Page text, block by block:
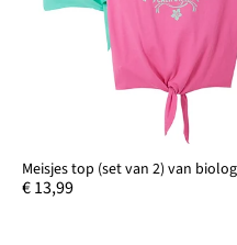
€ 13,99